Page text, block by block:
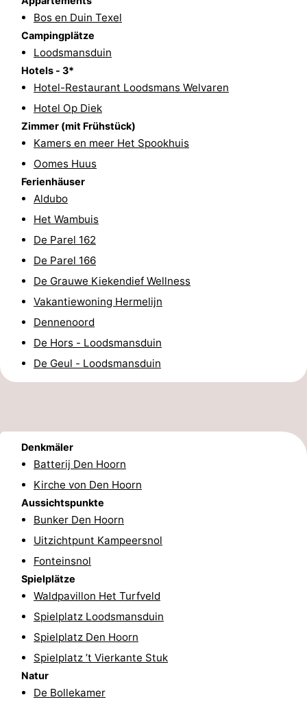
Texel
De
Krim
EuroParcs
Texel
Kustpark
Texel
Sluftervallei
Strandhuys
Villapark
Residentie
Texel
Villapark
Vogelmient
Hotels
Zimmer
(mit
Frühstück)
Lastminutes
Strand
Sehen
Kirchen
Mühlen
Aussichtspunkte
Attraktionen
Rundfahrten
Bauernhöfe
Spielplätze
Minigolfplätze
Natur
Führungen
Bos en Duin Texel
Campingplätze
Loodsmansduin
Hotels - 3*
Hotel-Restaurant Loodsmans Welvaren
Hotel Op Diek
Zimmer (mit Frühstück)
Kamers en meer Het Spookhuis
Oomes Huus
Ferienhäuser
Aldubo
Het Wambuis
De Parel 162
De Parel 166
De Grauwe Kiekendief Wellness
Vakantiewoning Hermelijn
Dennenoord
De Hors - Loodsmansduin
De Geul - Loodsmansduin
Denkmäler
Batterij Den Hoorn
Kirche von Den Hoorn
Aussichtspunkte
Bunker Den Hoorn
Uitzichtpunt Kampeersnol
Fonteinsnol
Spielplätze
Waldpavillon Het Turfveld
Spielplatz Loodsmansduin
Spielplatz Den Hoorn
Spielplatz ’t Vierkante Stuk
Natur
De Bollekamer